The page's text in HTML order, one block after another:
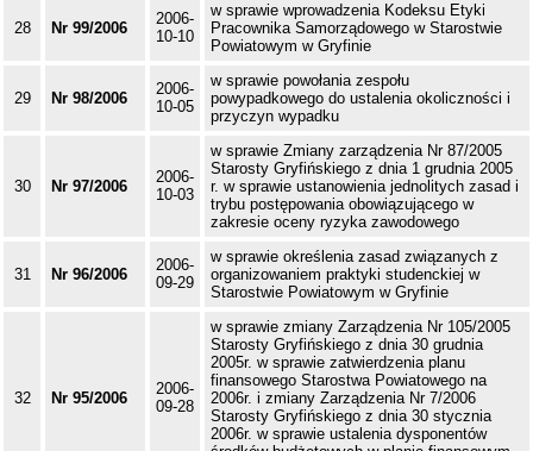
28 Nr 99/2006
2006-
10-10
w sprawie wprowadzenia Kodeksu Etyki
Pracownika Samorządowego w Starostwie
Powiatowym w Gryfinie
29 Nr 98/2006
2006-
10-05
w sprawie powołania zespołu
powypadkowego do ustalenia okoliczności i
przyczyn wypadku
30 Nr 97/2006
2006-
10-03
w sprawie Zmiany zarządzenia Nr 87/2005
Starosty Gryfińskiego z dnia 1 grudnia 2005
r. w sprawie ustanowienia jednolitych zasad i
trybu postępowania obowiązującego w
zakresie oceny ryzyka zawodowego
31 Nr 96/2006
2006-
09-29
w sprawie określenia zasad związanych z
organizowaniem praktyki studenckiej w
Starostwie Powiatowym w Gryfinie
32 Nr 95/2006
2006-
09-28
w sprawie zmiany Zarządzenia Nr 105/2005
Starosty Gryfińskiego z dnia 30 grudnia
2005r. w sprawie zatwierdzenia planu
finansowego Starostwa Powiatowego na
2006r. i zmiany Zarządzenia Nr 7/2006
Starosty Gryfińskiego z dnia 30 stycznia
2006r. w sprawie ustalenia dysponentów